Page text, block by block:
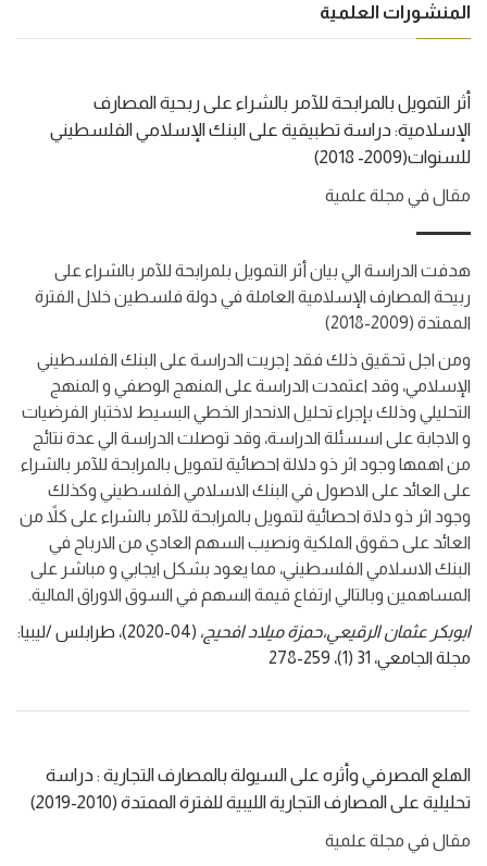
المنشورات العلمية
أثر التمويل بالمرابحة للآمر بالشراء على ربحية المصارف
الإسلامية: دراسة تطبيقية على البنك الإسلامي الفلسطيني
للسنوات(2009- 2018)
مقال في مجلة علمية
هدفت الدراسة الي بيان أثر التمويل بلمرابحة للآمر بالشراء على
ربيحة المصارف الإسلامية العاملة في دولة فلسطين خلال الفترة
الممتدة (2009-2018)
ومن اجل تحقيق ذلك فقد إجريت الدراسة على البنك الفلسطيني
الإسلامي، وقد اعتمدت الدراسة على المنهج الوصفي و المنهج
التحليلي وذلك بإجراء تحليل الانحدار الخطي البسيط لاختبار الفرضيات
و الاجابة على اسسئلة الدراسة، وقد توصلت الدراسة الي عدة نتائج
من اهمها وجود اثر ذو دلالة احصائية لتمويل بالمرابحة للآمر بالشراء
على العائد على الاصول في البنك الاسلامي الفلسطيني وكذلك
وجود اثر ذو دلاة احصائية لتمويل بالمرابحة للآمر بالشراء على كلاً من
العائد على حقوق الملكية ونصيب السهم العادي من الارباح في
البنك الاسلامي الفلسطيني، مما يعود بشكل ايجابي و مباشر على
المساهمين وبالتالي ارتفاع قيمة السهم في السوق الاوراق المالية.
ابوبكر عثمان الرقيعي،حمزة ميلاد افحيج، (04-2020)،
طرابلس /ليبيا:
مجلة الجامعي، 31 (1)، 259-278
الهلع المصرفي وأثره على السيولة بالمصارف التجارية : دراسة
تحليلية على المصارف التجارية الليبية للفترة الممتدة (2010-2019)
مقال في مجلة علمية